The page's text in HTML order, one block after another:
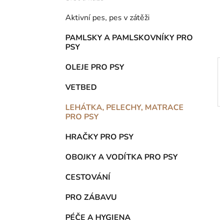
Aktivní pes, pes v zátěži
PAMLSKY A PAMLSKOVNÍKY PRO
PSY
OLEJE PRO PSY
VETBED
LEHÁTKA, PELECHY, MATRACE
PRO PSY
HRAČKY PRO PSY
OBOJKY A VODÍTKA PRO PSY
CESTOVÁNÍ
PRO ZÁBAVU
PÉČE A HYGIENA